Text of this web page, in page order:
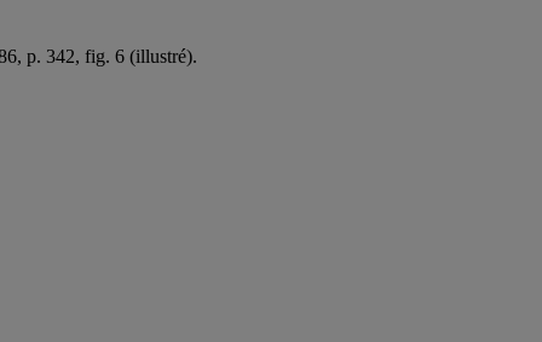
p. 342, fig. 6 (illustré).